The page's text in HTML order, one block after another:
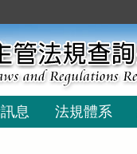
息 法規體系